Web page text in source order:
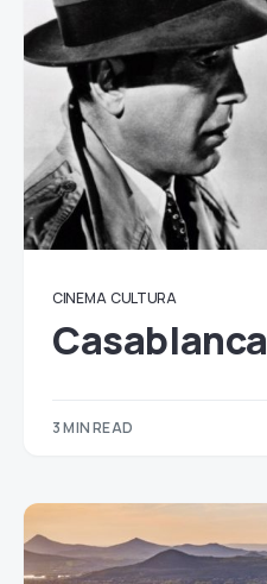
CINEMA CULTURA
Casablanca
3 MIN READ